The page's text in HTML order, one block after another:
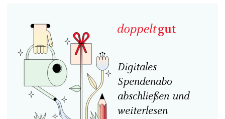
Digitales
Spendenabo
abschließen und
weiterlesen